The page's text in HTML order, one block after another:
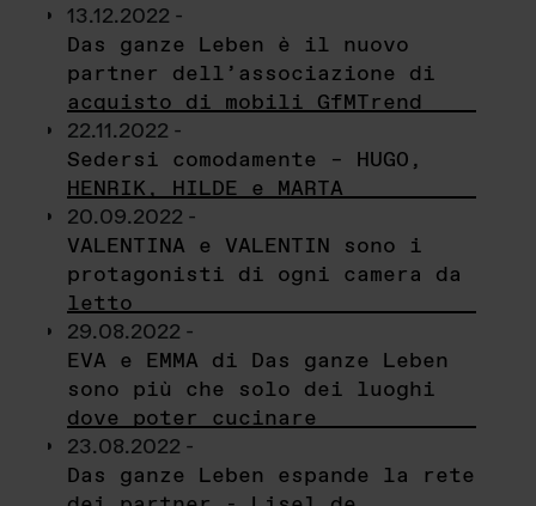
13.12.2022 -
Das ganze Leben è il nuovo
partner dell’associazione di
acquisto di mobili GfMTrend
22.11.2022 -
Sedersi comodamente – HUGO,
HENRIK, HILDE e MARTA
20.09.2022 -
VALENTINA e VALENTIN sono i
protagonisti di ogni camera da
letto
29.08.2022 -
EVA e EMMA di Das ganze Leben
sono più che solo dei luoghi
dove poter cucinare
23.08.2022 -
Das ganze Leben espande la rete